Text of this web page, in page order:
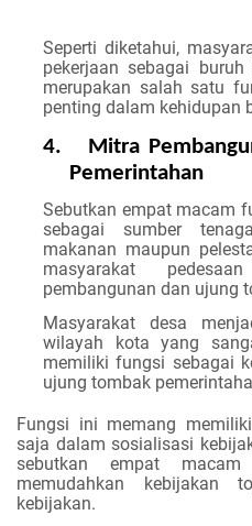
Seperti diketahui,
pekerjaan sebagai
merupakan salah satu
penting dalam kehidupan
4.
Mitra
Pemerintahan
Sebutkan empat macam
sebagai sumber
makanan maupun
masyarakat
pembangunan dan ujung
Masyarakat desa
wilayah kota yang
memiliki fungsi sebagai
ujung tombak
Fungsi ini memang
saja dalam sosialisasi
sebutkan empat
memudahkan kebijakan
kebijakan.